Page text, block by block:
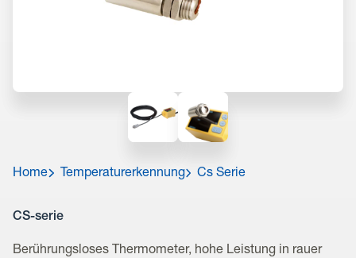
Home Temperaturerkennung Cs Serie
CS-serie
Berührungsloses Thermometer, hohe Leistung in rauer